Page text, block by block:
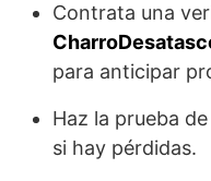
Contrata una
para anticipar
Haz la prueba
si hay pérdidas.